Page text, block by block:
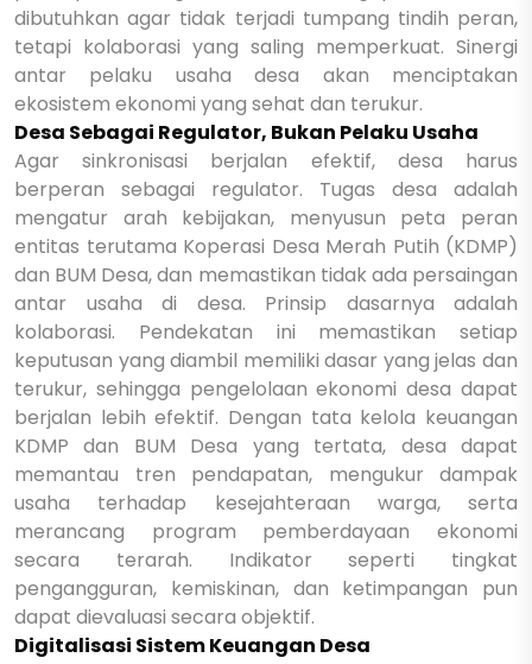
dibutuhkan agar tidak terjadi tumpang tindih peran,
tetapi kolaborasi yang saling memperkuat. Sinergi
antar pelaku usaha desa akan menciptakan
ekosistem ekonomi yang sehat dan terukur.
Desa Sebagai Regulator, Bukan Pelaku Usaha
Agar sinkronisasi berjalan efektif, desa harus
berperan sebagai regulator. Tugas desa adalah
mengatur arah kebijakan, menyusun peta peran
entitas terutama Koperasi Desa Merah Putih (KDMP)
dan BUM Desa, dan memastikan tidak ada persaingan
antar usaha di desa. Prinsip dasarnya adalah
kolaborasi. Pendekatan ini memastikan setiap
keputusan yang diambil memiliki dasar yang jelas dan
terukur, sehingga pengelolaan ekonomi desa dapat
berjalan lebih efektif. Dengan tata kelola keuangan
KDMP dan BUM Desa yang tertata, desa dapat
memantau tren pendapatan, mengukur dampak
usaha terhadap kesejahteraan warga, serta
merancang program pemberdayaan ekonomi
secara terarah. Indikator seperti tingkat
pengangguran, kemiskinan, dan ketimpangan pun
dapat dievaluasi secara objektif.
Digitalisasi Sistem Keuangan Desa